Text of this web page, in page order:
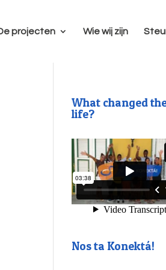
projecten Wie wij zijn
What changed
life?
Nos ta Konektá!